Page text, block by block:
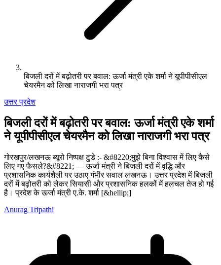
बिजली दरों में बढ़ोतरी पर बवाल: ऊर्जा मंत्री एके शर्मा ने यूपीपीसीएल
चेयरमैन को लिखा नाराजगी भरा पत्र
उत्तर प्रदेश
बिजली दरों में बढ़ोतरी पर बवाल: ऊर्जा मंत्री एके शर्मा
ने यूपीपीसीएल चेयरमैन को लिखा नाराजगी भरा पत्र
गोरखपुर/लखनऊ ब्यूरो निष्पक्ष टुडे :- &#8220;मुझे बिना विश्वास में लिए कैसे
लिए गए फैसले?&#8221; — ऊर्जा मंत्री ने बिजली दरों में वृद्धि और
प्रशासनिक कार्यशैली पर उठाए गंभीर सवाल लखनऊ। उत्तर प्रदेश में बिजली
दरों में बढ़ोतरी को लेकर सियासी और प्रशासनिक हलकों में हलचल तेज हो गई
है। प्रदेश के ऊर्जा मंत्री ए.के. शर्मा [&hellip;]
Anurag Tripathi